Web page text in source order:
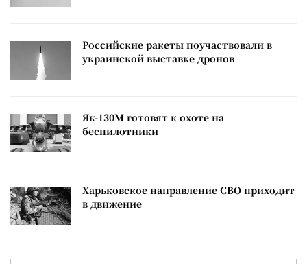
Российские ракеты поучаствовали в
украинской выставке дронов
Як-130М готовят к охоте на
беспилотники
Харьковское направление СВО приходит
в движение